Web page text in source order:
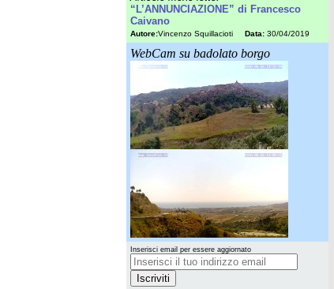
“L’ANNUNCIAZIONE” di Francesco
Caivano
Autore:Vincenzo Squillacioti Data: 30/04/2019
WebCam su badolato borgo
Inserisci email per essere aggiornato